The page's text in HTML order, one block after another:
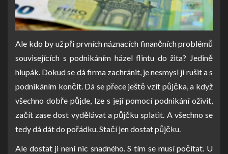
Ale kdo by už při prvních náznacích finančních problémů
souvisejících s podnikáním házel flintu do žita? Jedině
hlupák. Dokud se dá firma zachránit, je nesmysl ji rušit a s
podnikáním končit. Dá se přece ještě vzít půjčka, a když
všechno dobře půjde, lze s její pomocí podnikání oživit,
začít zase dost vydělávat a půjčku splatit. A všechno se
tedy dá dát do pořádku. Stačí jen dostat půjčku.
Ale dostat ji není nic snadného. S tím se musí počítat. U